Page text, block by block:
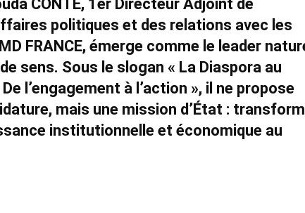
CONTÉ, 1er Directeur Adjoint de
politiques et des relations avec les
FRANCE, émerge comme le leader
sens. Sous le slogan « La Diaspora au
l’engagement à l’action », il ne propose
mais une mission d’État :
institutionnelle et économique au